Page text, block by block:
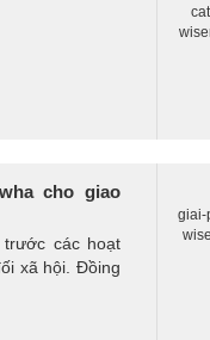
cho giao
các hoạt
xã hội. Đồing
giai-